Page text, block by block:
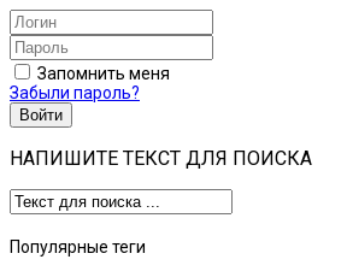
Запомнить меня
Забыли пароль?
Войти
НАПИШИТЕ ТЕКСТ ДЛЯ ПОИСКА
Популярные теги